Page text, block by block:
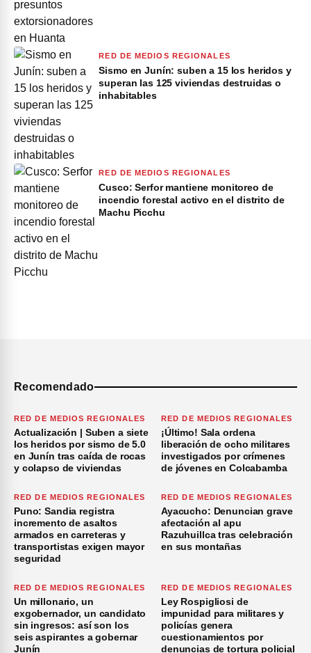
RED DE MEDIOS REGIONALES
Sismo en Junín: suben a 15 los heridos y
superan las 125 viviendas destruidas o
inhabitables
RED DE MEDIOS REGIONALES
Cusco: Serfor mantiene monitoreo de
incendio forestal activo en el distrito de
Machu Picchu
Recomendado
RED DE MEDIOS REGIONALES
Actualización | Suben a siete
los heridos por sismo de 5.0
en Junín tras caída de rocas
y colapso de viviendas
RED DE MEDIOS REGIONALES
¡Último! Sala ordena
liberación de ocho militares
investigados por crímenes
de jóvenes en Colcabamba
RED DE MEDIOS REGIONALES
Puno: Sandia registra
incremento de asaltos
armados en carreteras y
transportistas exigen mayor
seguridad
RED DE MEDIOS REGIONALES
Ayacucho: Denuncian grave
afectación al apu
Razuhuillca tras celebración
en sus montañas
RED DE MEDIOS REGIONALES
Un millonario, un
exgobernador, un candidato
sin ingresos: así son los
seis aspirantes a gobernar
Junín
RED DE MEDIOS REGIONALES
Ley Rospigliosi de
impunidad para militares y
policías genera
cuestionamientos por
denuncias de tortura policial